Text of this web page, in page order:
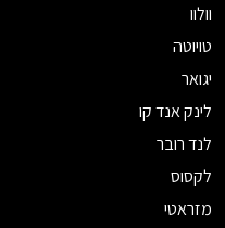
וולוו
טויוטה
יגואר
לינק אנד קו
לנד רובר
לקסוס
מזראטי